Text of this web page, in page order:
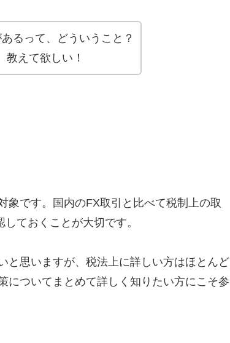
るって、どういうこと？
えて欲しい！
象です。国内のFX取引と比べて税制上の取
ておくことが大切です。
と思いますが、税法上に詳しい方はほとんど
についてまとめて詳しく知りたい方にこそ参